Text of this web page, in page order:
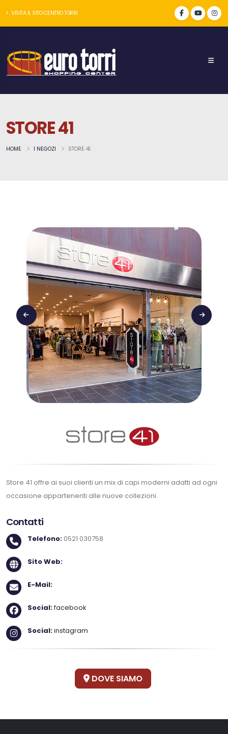
VISITA IL SITO CENTRO TORRI
STORE 41
HOME I NEGOZI STORE 41
Store 41 offre ai suoi clienti un mix di capi moderni adatti ad ogni
occasione appartenenti alle nuove collezioni.
Contatti
Telefono: 0521 030758
Sito Web:
E-Mail:
Social:facebook
Social:instagram
DOVE SIAMO